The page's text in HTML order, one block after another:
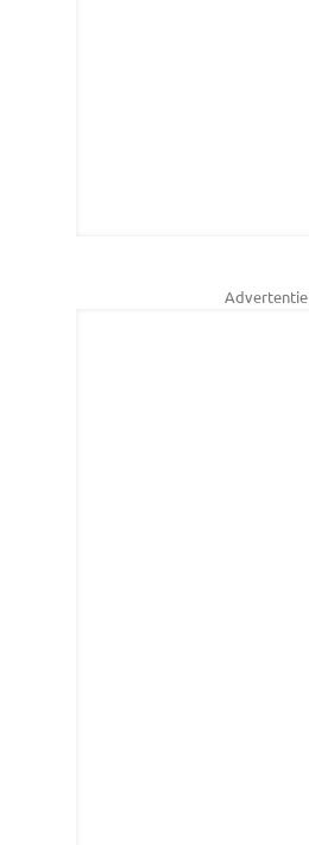
Advertentie